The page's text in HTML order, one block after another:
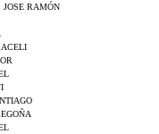
JOSE RAMÓN